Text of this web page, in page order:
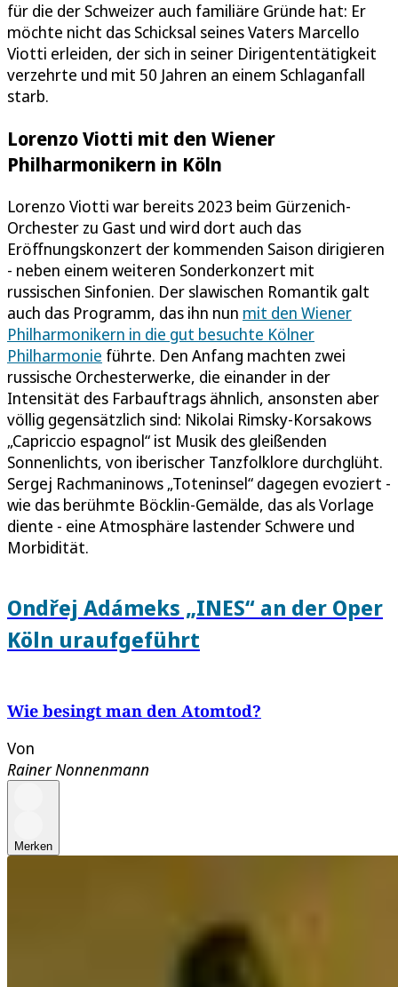
für die der Schweizer auch familiäre Gründe hat: Er
möchte nicht das Schicksal seines Vaters Marcello
Viotti erleiden, der sich in seiner Dirigententätigkeit
verzehrte und mit 50 Jahren an einem Schlaganfall
starb.
Lorenzo Viotti mit den Wiener
Philharmonikern in Köln
Lorenzo Viotti war bereits 2023 beim Gürzenich-
Orchester zu Gast und wird dort auch das
Eröffnungskonzert der kommenden Saison dirigieren
- neben einem weiteren Sonderkonzert mit
russischen Sinfonien. Der slawischen Romantik galt
auch das Programm, das ihn nun mit den Wiener
Philharmonikern in die gut besuchte Kölner
Philharmonie führte. Den Anfang machten zwei
russische Orchesterwerke, die einander in der
Intensität des Farbauftrags ähnlich, ansonsten aber
völlig gegensätzlich sind: Nikolai Rimsky-Korsakows
„Capriccio espagnol“ ist Musik des gleißenden
Sonnenlichts, von iberischer Tanzfolklore durchglüht.
Sergej Rachmaninows „Toteninsel“ dagegen evoziert -
wie das berühmte Böcklin-Gemälde, das als Vorlage
diente - eine Atmosphäre lastender Schwere und
Morbidität.
Ondřej Adámeks „INES“ an der Oper
Köln uraufgeführt
Wie besingt man den Atomtod?
Von
Rainer Nonnenmann
Merken